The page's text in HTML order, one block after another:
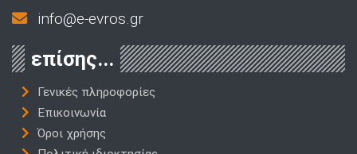
info@e-evros.gr
επίσης...
Γενικές πληροφορίες
Επικοινωνία
Όροι χρήσης